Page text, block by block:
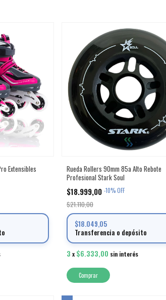
Extensibles
Rueda Rollers 90mm 85a Alto Rebote
Profesional Stark Soul
$18.999,00 -10%OFF
$21.110,00
$18.049,05
Transferencia o depósito
3 x $6.333,00 sin interés
Comprar